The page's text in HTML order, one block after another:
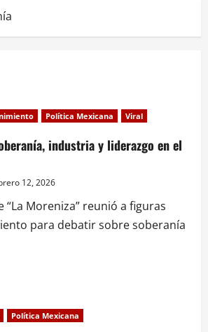
Política Mexicana Viral
industria y liderazgo en el
12, 2026
“La Moreniza” reunió a figuras
para debatir sobre soberanía
Política Mexicana